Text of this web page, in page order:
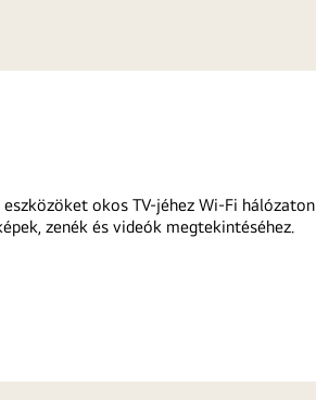
okos TV-jéhez Wi-Fi hálózaton
zenék és videók megtekintéséhez.